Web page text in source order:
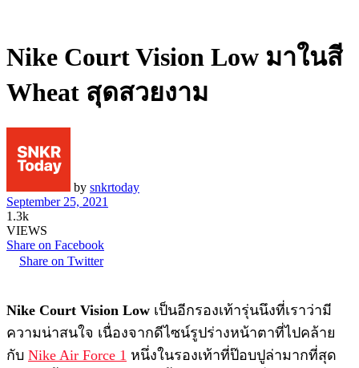
Nike Court Vision Low มาในสี
Wheat สุดสวยงาม
by snkrtoday
September 25, 2021
1.3k
VIEWS
Share on Facebook
Share on Twitter
Nike Court Vision Low เป็นอีกรองเท้ารุ่นนึงที่เราว่ามี
ความน่าสนใจ เนื่องจากดีไซน์รูปร่างหน้าตาที่ไปคล้าย
กับ Nike Air Force 1 หนึ่งในรองเท้าที่ป๊อบปูล่ามากที่สุด